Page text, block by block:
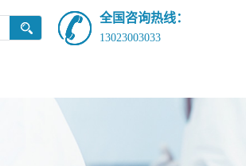
全国咨询热线：
13023003033